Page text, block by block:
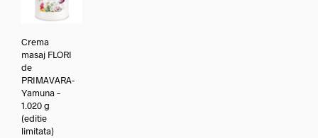
Crema
masaj FLORI
de
PRIMAVARA-
Yamuna –
1.020 g
(editie
limitata)